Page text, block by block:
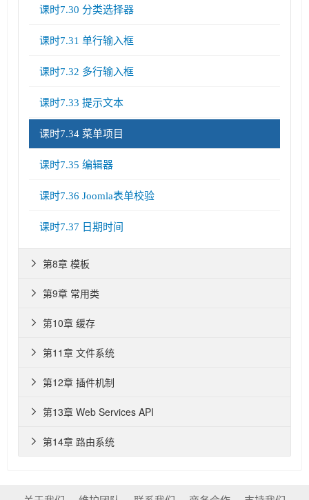
课时7.30 分类选择器
课时7.31 单行输入框
课时7.32 多行输入框
课时7.33 提示文本
课时7.34 菜单项目
课时7.35 编辑器
课时7.36 Joomla表单校验
课时7.37 日期时间
第8章 模板

第9章 常用类

第10章 缓存

第11章 文件系统

第12章 插件机制

第13章 Web Services API

第14章 路由系统
